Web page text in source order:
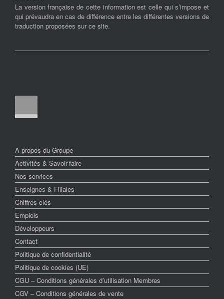
La version française de cette information est celle qui s’impose et
qui prévaudra en cas de différence entre les différentes versions de
traduction proposées sur ce site.
À propos du Groupe
Activités & Savoir-faire
Nos services
Enseignes & Filiales
Chiffres clés
Emplois
Développeurs
Contact
Politique de confidentialité
Politique de cookies (UE)
CGU – Conditions générales d’utilisation Membres
CGV – Conditions générales de vente